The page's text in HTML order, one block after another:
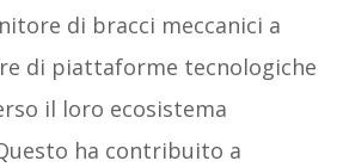
di bracci meccanici a
di piattaforme tecnologiche
il loro ecosistema
ha contribuito a